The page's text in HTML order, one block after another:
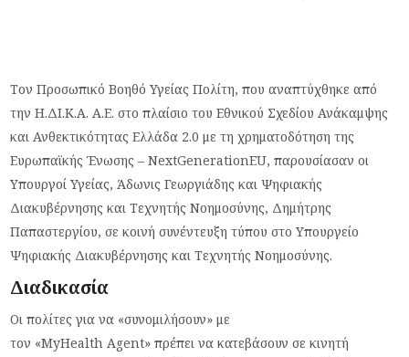
Τον Προσωπικό Βοηθό Υγείας Πολίτη, που αναπτύχθηκε από
την Η.ΔΙ.Κ.Α. Α.Ε. στο πλαίσιο του Εθνικού Σχεδίου Ανάκαμψης
και Ανθεκτικότητας Ελλάδα 2.0 με τη χρηματοδότηση της
Ευρωπαϊκής Ένωσης – NextGenerationEU, παρουσίασαν οι
Υπουργοί Υγείας, Άδωνις Γεωργιάδης και Ψηφιακής
Διακυβέρνησης και Τεχνητής Νοημοσύνης, Δημήτρης
Παπαστεργίου, σε κοινή συνέντευξη τύπου στο Υπουργείο
Ψηφιακής Διακυβέρνησης και Τεχνητής Νοημοσύνης.
Διαδικασία
Οι πολίτες για να «συνομιλήσουν» με
τον «MyHealth Agent» πρέπει να κατεβάσουν σε κινητή